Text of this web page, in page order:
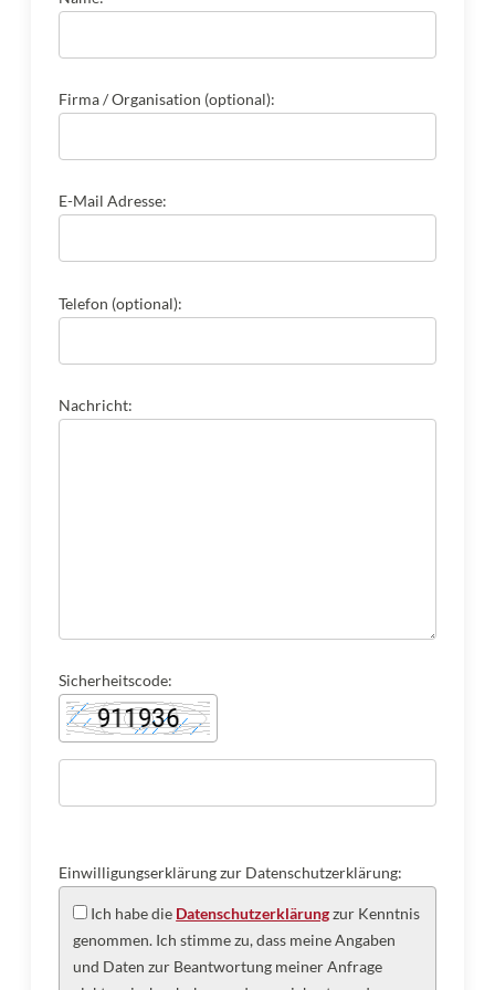
Firma / Organisation (optional):
E-Mail Adresse:
Telefon (optional):
Nachricht:
Sicherheitscode:
Einwilligungserklärung zur Datenschutzerklärung:
Ich habe die Datenschutzerklärungzur Kenntnis
genommen. Ich stimme zu, dass meine Angaben
und Daten zur Beantwortung meiner Anfrage